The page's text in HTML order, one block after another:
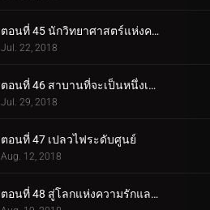
ตอนที่ 45 นักวิทยาศาสตร์แห่งความหวัง
Jul. 22, 2018
ตอนที่ 46 สาบานที่จะเป็นหนึ่งเดียว
Jul. 29, 2018
ตอนที่ 47 เปลวไฟระดับศูนย์
Aug. 12, 2018
ตอนที่ 48 สู่โลกแห่งความรักและสันติภาพ